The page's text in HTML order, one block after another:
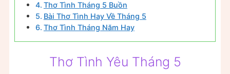
Thơ Tình Tháng 5 Buồn
Bài Thơ Tình Hay Về Tháng 5
Thơ Tình Tháng Năm Hay
Thơ Tình Yêu Tháng 5